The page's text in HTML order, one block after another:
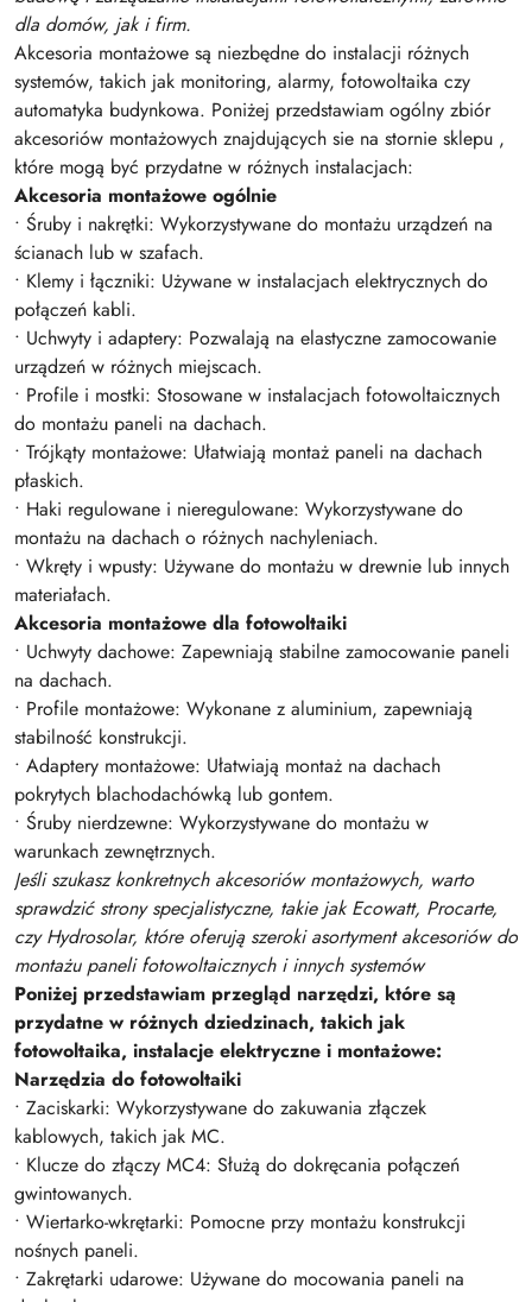
dla domów, jak i firm.
Akcesoria montażowe są niezbędne do instalacji różnych
systemów, takich jak monitoring, alarmy, fotowoltaika czy
automatyka budynkowa. Poniżej przedstawiam ogólny zbiór
akcesoriów montażowych znajdujących sie na stornie sklepu ,
które mogą być przydatne w różnych instalacjach:
Akcesoria montażowe ogólnie
• Śruby i nakrętki: Wykorzystywane do montażu urządzeń na
ścianach lub w szafach.
• Klemy i łączniki: Używane w instalacjach elektrycznych do
połączeń kabli.
• Uchwyty i adaptery: Pozwalają na elastyczne zamocowanie
urządzeń w różnych miejscach.
• Profile i mostki: Stosowane w instalacjach fotowoltaicznych
do montażu paneli na dachach.
• Trójkąty montażowe: Ułatwiają montaż paneli na dachach
płaskich.
• Haki regulowane i nieregulowane: Wykorzystywane do
montażu na dachach o różnych nachyleniach.
• Wkręty i wpusty: Używane do montażu w drewnie lub innych
materiałach.
Akcesoria montażowe dla fotowoltaiki
• Uchwyty dachowe: Zapewniają stabilne zamocowanie paneli
na dachach.
• Profile montażowe: Wykonane z aluminium, zapewniają
stabilność konstrukcji.
• Adaptery montażowe: Ułatwiają montaż na dachach
pokrytych blachodachówką lub gontem.
• Śruby nierdzewne: Wykorzystywane do montażu w
warunkach zewnętrznych.
Jeśli szukasz konkretnych akcesoriów montażowych, warto
sprawdzić strony specjalistyczne, takie jak Ecowatt, Procarte,
czy Hydrosolar, które oferują szeroki asortyment akcesoriów do
montażu paneli fotowoltaicznych i innych systemów
Poniżej przedstawiam przegląd narzędzi, które są
przydatne w różnych dziedzinach, takich jak
fotowoltaika, instalacje elektryczne i montażowe:
Narzędzia do fotowoltaiki
• Zaciskarki: Wykorzystywane do zakuwania złączek
kablowych, takich jak MC.
• Klucze do złączy MC4: Służą do dokręcania połączeń
gwintowanych.
• Wiertarko-wkrętarki: Pomocne przy montażu konstrukcji
nośnych paneli.
• Zakrętarki udarowe: Używane do mocowania paneli na